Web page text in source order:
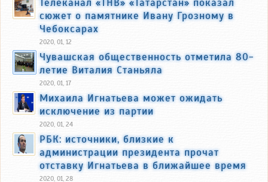
Телеканал «ТНВ» «Татарстан» показал
сюжет о памятнике Ивану Грозному в
Чебоксарах
2020, 01, 12
Чувашская общественность отметила 80-
летие Виталия Станьяла
2020, 01, 17
Михаила Игнатьева может ожидать
исключение из партии
2020, 01, 24
РБК: источники, близкие к
администрации президента прочат
отставку Игнатьева в ближайшее время
2020, 01, 28